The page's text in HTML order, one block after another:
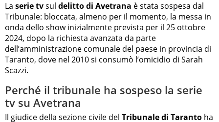
La serie tvsul delitto di Avetrana è stata sospesa dal
Tribunale: bloccata, almeno per il momento, la messa in
onda dello show inizialmente prevista per il 25 ottobre
2024, dopo la richiesta avanzata da parte
dell’amministrazione comunale del paese in provincia di
Taranto, dove nel 2010 si consumò l’omicidio di Sarah
Scazzi.
Perché il tribunale ha sospeso la serie
tv su Avetrana
Il giudice della sezione civile del Tribunale di Taranto ha